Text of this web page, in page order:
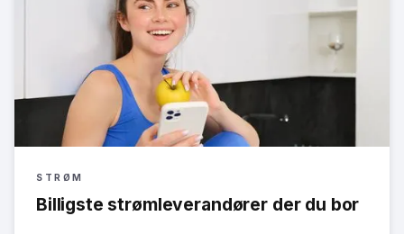
STRØM
Billigste strømleverandører der du bor